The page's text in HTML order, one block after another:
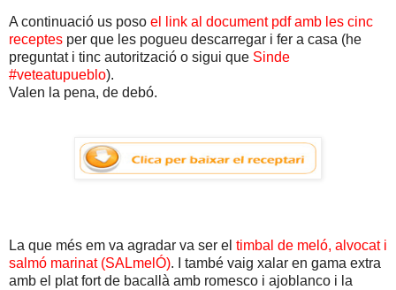
A continuació us poso el link al document pdf amb les cinc
receptes per que les pogueu descarregar i fer a casa (he
preguntat i tinc autorització o sigui que Sinde
#veteatupueblo).
Valen la pena, de debó.
La que més em va agradar va ser el timbal de meló, alvocat i
salmó marinat (SALmelÓ). I també vaig xalar en gama extra
amb el plat fort de bacallà amb romesco i ajoblanco i la